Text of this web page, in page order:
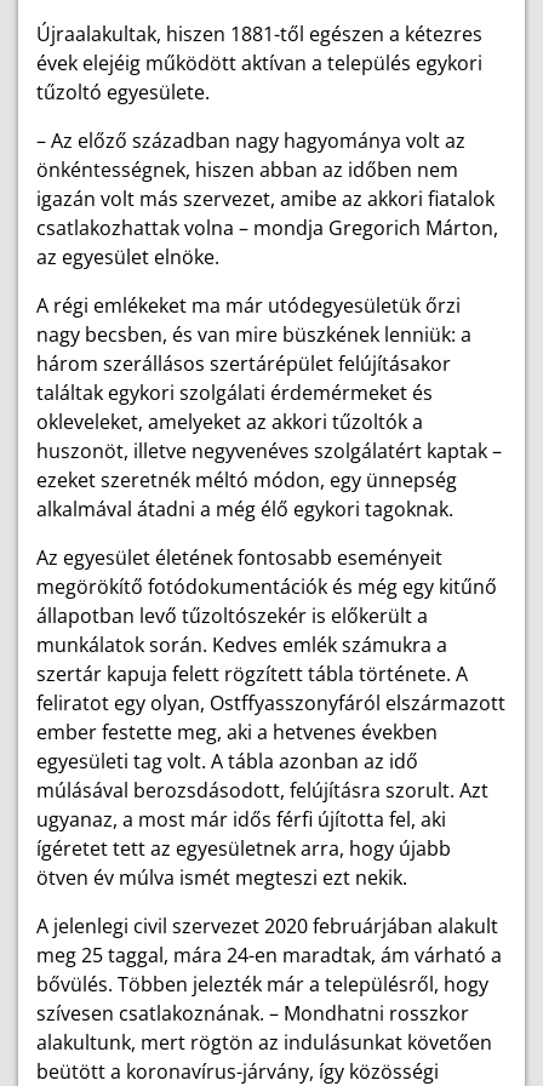
Újraalakultak, hiszen 1881-től egészen a kétezres
évek elejéig működött aktívan a település egykori
tűzoltó egyesülete.
– Az előző században nagy hagyománya volt az
önkéntességnek, hiszen abban az időben nem
igazán volt más szervezet, amibe az akkori fia­talok
csatlakozhattak volna – mondja Gregorich Márton,
az egyesület elnöke.
A régi emlékeket ma már utódegyesületük őrzi
nagy becsben, és van mire büszkének lenniük: a
három szerállásos szertárépület felújításakor
találtak egykori szolgálati érdemérmeket és
okleveleket, amelyeket az akkori tűzoltók a
huszonöt, illetve negyvenéves szolgálatért kaptak –
ezeket szeretnék méltó módon, egy ünnepség
alkalmával átadni a még élő egykori tagoknak.
Az egyesület életének fontosabb eseményeit
megörökítő fotódokumentációk és még egy kitűnő
állapotban levő tűzoltószekér is előkerült a
munkálatok során. Kedves emlék számukra a
szertár kapuja felett rögzített tábla története. A
feliratot egy olyan, Ostffyasszonyfáról elszármazott
ember festette meg, aki a hetvenes években
egyesületi tag volt. A tábla azonban az idő
múlásával berozsdásodott, felújításra szorult. Azt
ugyanaz, a most már idős férfi újította fel, aki
ígéretet tett az egyesületnek arra, hogy újabb
ötven év múlva ismét megteszi ezt nekik.
A jelenlegi civil szervezet 2020 februárjában alakult
meg 25 taggal, mára 24-en maradtak, ám várható a
bővülés. Többen jelezték már a településről, hogy
szívesen csatlakoznának. – Mondhatni rosszkor
alakultunk, mert rögtön az indulásunkat követően
beütött a koronavírus-járvány, így közösségi